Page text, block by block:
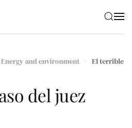
Energy and environment
El terrible
del juez